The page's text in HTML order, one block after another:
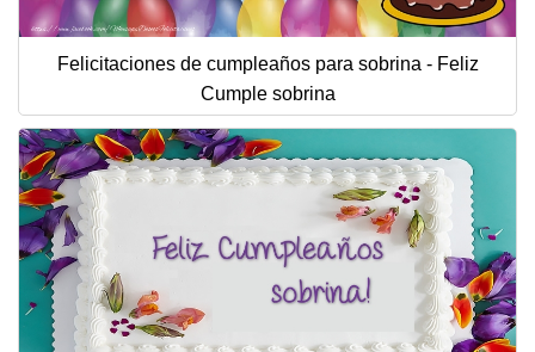
Felicitaciones de cumpleaños para sobrina - Feliz
Cumple sobrina